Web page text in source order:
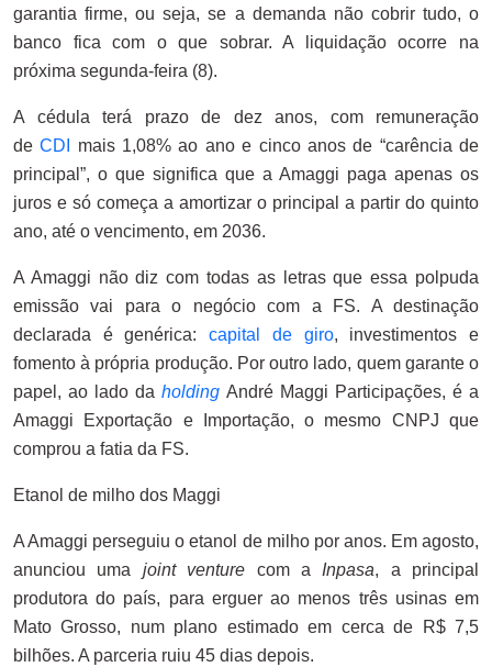
garantia firme, ou seja, se a demanda não cobrir tudo, o
banco fica com o que sobrar. A liquidação ocorre na
próxima segunda-feira (8).
A cédula terá prazo de dez anos, com remuneração
deCDI
mais 1,08% ao ano e cinco anos de “carência de
principal”, o que significa que a Amaggi paga apenas os
juros e só começa a amortizar o principal a partir do quinto
ano, até o vencimento, em 2036.
A Amaggi não diz com todas as letras que essa polpuda
emissão vai para o negócio com a FS. A destinação
declarada é genérica:capital de giro, investimentos e
fomento à própria produção. Por outro lado, quem garante o
papel, ao lado da holding André Maggi Participações, é a
Amaggi Exportação e Importação, o mesmo CNPJ que
comprou a fatia da FS.
Etanol de milho dos Maggi
A Amaggi perseguiu o etanol de milho por anos. Em agosto,
anunciou uma joint venture com aInpasa, a principal
produtora do país, para erguer ao menos três usinas em
Mato Grosso, num plano estimado em cerca de R$ 7,5
bilhões. A parceria ruiu 45 dias depois.